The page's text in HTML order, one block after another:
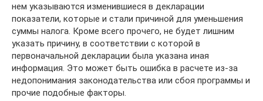
нем указываются изменившиеся в декларации
показатели, которые и стали причиной для уменьшения
суммы налога. Кроме всего прочего, не будет лишним
указать причину, в соответствии с которой в
первоначальной декларации была указана иная
информация. Это может быть ошибка в расчете из-за
недопонимания законодательства или сбоя программы и
прочие подобные факторы.